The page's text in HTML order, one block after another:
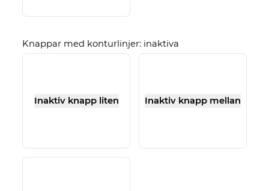
Knappar med konturlinjer: inaktiva
Inaktiv knapp liten Inaktiv knapp mellan